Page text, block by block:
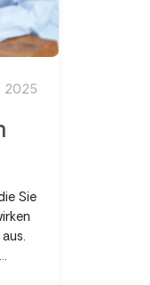
2025
Sie